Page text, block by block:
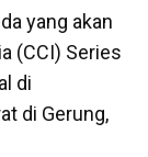
yang akan
(CCI) Series
di
di Gerung,